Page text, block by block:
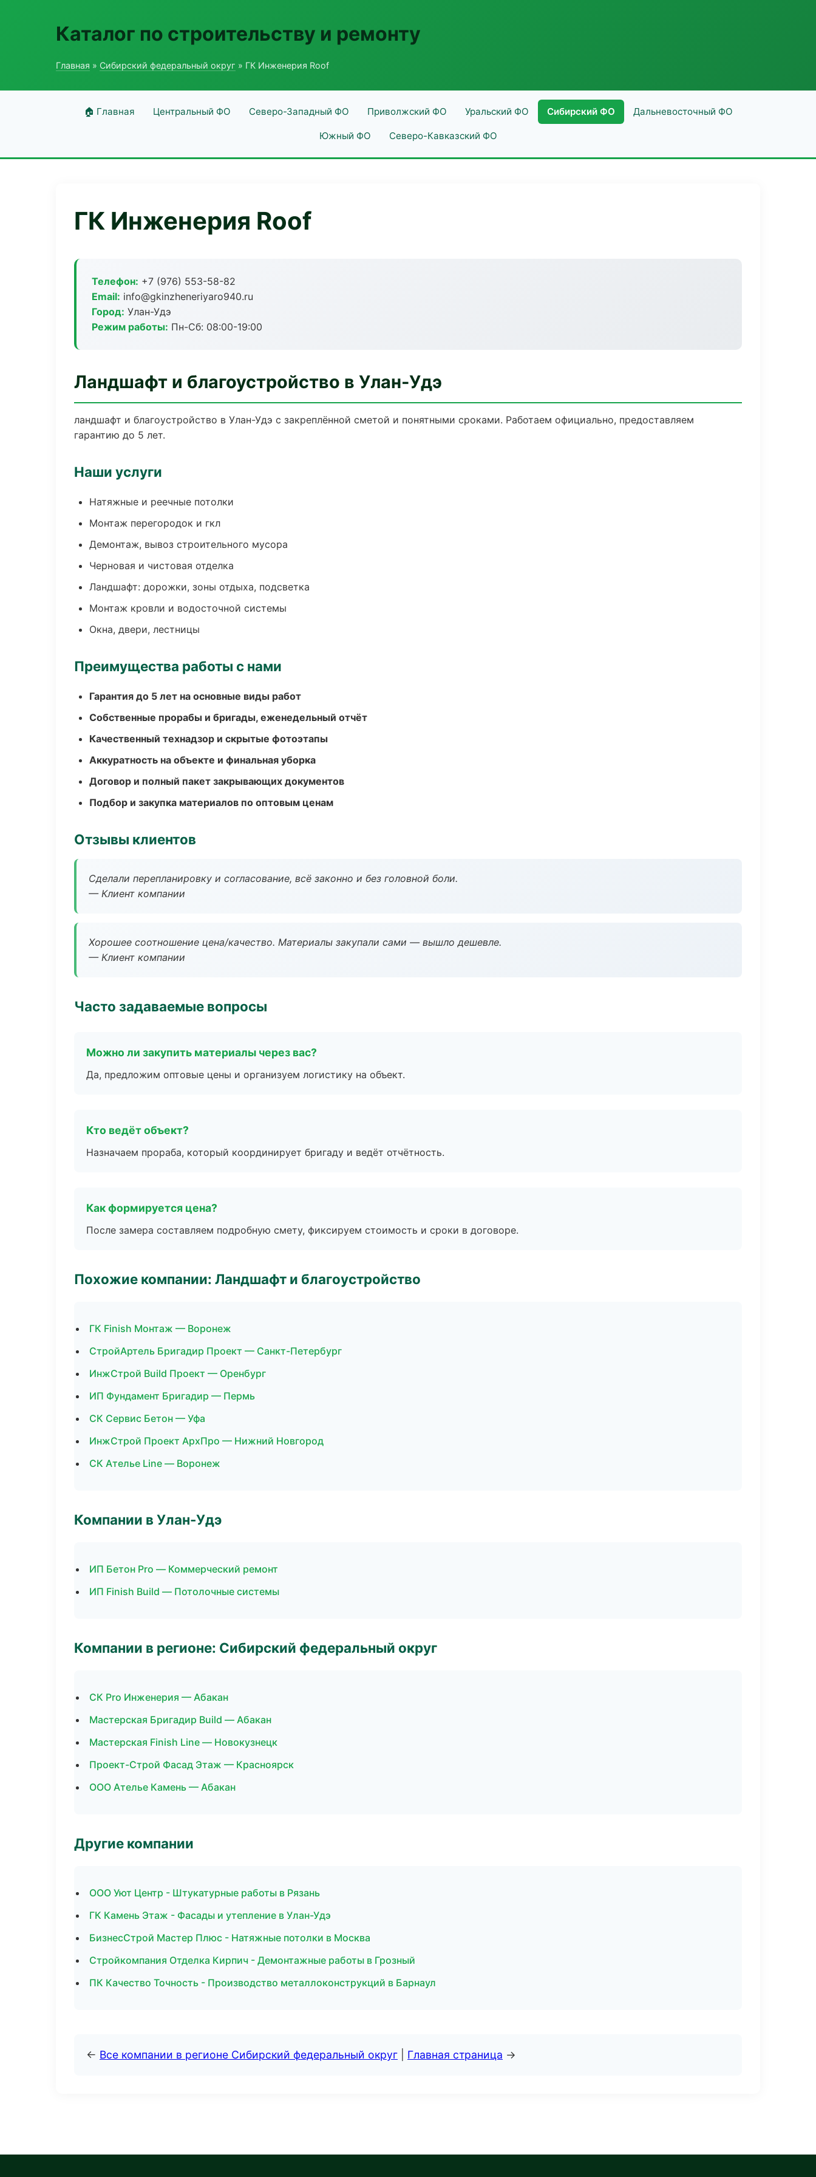
Каталог по строительству и ремонту
Главная » Сибирский федеральный округ » ГК Инженерия Roof
🏠 Главная Центральный ФО Северо-Западный ФО Приволжский ФО Уральский ФО Сибирский ФО Дальневосточный ФО
Южный ФО Северо-Кавказский ФО
ГК Инженерия Roof
Телефон: +7 (976) 553-58-82
Email: info@gkinzheneriyaro940.ru
Город: Улан-Удэ
Режим работы: Пн-Сб: 08:00-19:00
Ландшафт и благоустройство в Улан-Удэ
ландшафт и благоустройство в Улан-Удэ с закреплённой сметой и понятными сроками. Работаем официально, предоставляем
гарантию до 5 лет.
Наши услуги
Натяжные и реечные потолки
Монтаж перегородок и гкл
Демонтаж, вывоз строительного мусора
Черновая и чистовая отделка
Ландшафт: дорожки, зоны отдыха, подсветка
Монтаж кровли и водосточной системы
Окна, двери, лестницы
Преимущества работы с нами
Гарантия до 5 лет на основные виды работ
Собственные прорабы и бригады, еженедельный отчёт
Качественный технадзор и скрытые фотоэтапы
Аккуратность на объекте и финальная уборка
Договор и полный пакет закрывающих документов
Подбор и закупка материалов по оптовым ценам
Отзывы клиентов
Сделали перепланировку и согласование, всё законно и без головной боли.
— Клиент компании
Хорошее соотношение цена/качество. Материалы закупали сами — вышло дешевле.
— Клиент компании
Часто задаваемые вопросы
Можно ли закупить материалы через вас?
Да, предложим оптовые цены и организуем логистику на объект.
Кто ведёт объект?
Назначаем прораба, который координирует бригаду и ведёт отчётность.
Как формируется цена?
После замера составляем подробную смету, фиксируем стоимость и сроки в договоре.
Похожие компании: Ландшафт и благоустройство
ГК Finish Монтаж — Воронеж
СтройАртель Бригадир Проект — Санкт-Петербург
ИнжСтрой Build Проект — Оренбург
ИП Фундамент Бригадир — Пермь
СК Сервис Бетон — Уфа
ИнжСтрой Проект АрхПро — Нижний Новгород
СК Ателье Line — Воронеж
Компании в Улан-Удэ
ИП Бетон Pro — Коммерческий ремонт
ИП Finish Build — Потолочные системы
Компании в регионе: Сибирский федеральный округ
СК Pro Инженерия — Абакан
Мастерская Бригадир Build — Абакан
Мастерская Finish Line — Новокузнецк
Проект-Строй Фасад Этаж — Красноярск
ООО Ателье Камень — Абакан
Другие компании
ООО Уют Центр - Штукатурные работы в Рязань
ГК Камень Этаж - Фасады и утепление в Улан-Удэ
БизнесСтрой Мастер Плюс - Натяжные потолки в Москва
Стройкомпания Отделка Кирпич - Демонтажные работы в Грозный
ПК Качество Точность - Производство металлоконструкций в Барнаул
← Все компании в регионе Сибирский федеральный округ Главная страница →